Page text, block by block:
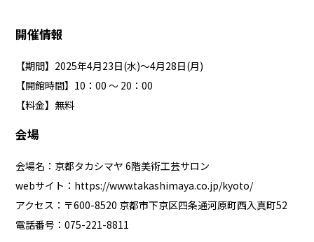
開催情報
【期間】2025年4月23日(水)～4月28日(月)
【開館時間】10：00 ～ 20：00
【料金】無料
会場
会場名：京都タカシマヤ 6階美術工芸サロン
webサイト： https://www.takashimaya.co.jp/kyoto/
アクセス：〒600-8520 京都市下京区四条通河原町西入真町52
電話番号：075-221-8811